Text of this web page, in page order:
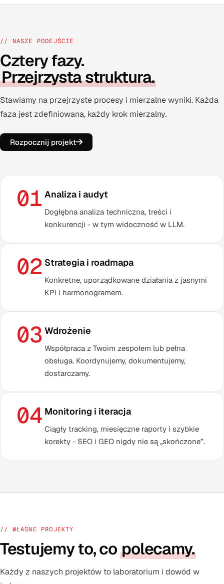
// NASZE PODEJŚCIE
Cztery fazy.
Przejrzysta struktura.
Stawiamy na przejrzyste procesy i mierzalne wyniki. Każda
faza jest zdefiniowana, każdy krok mierzalny.
Rozpocznij projekt
01 Analiza i audyt
Dogłębna analiza techniczna, treści i
konkurencji - w tym widoczność w LLM.
02 Strategia i roadmapa
Konkretne, uporządkowane działania z jasnymi
KPI i harmonogramem.
03 Wdrożenie
Współpraca z Twoim zespołem lub pełna
obsługa. Koordynujemy, dokumentujemy,
dostarczamy.
04 Monitoring i iteracja
Ciągły tracking, miesięczne raporty i szybkie
korekty - SEO i GEO nigdy nie są „skończone”.
// WŁASNE PROJEKTY
Testujemy to, copolecamy.
Każdy z naszych projektów to laboratorium i dowód w